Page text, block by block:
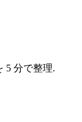
5 分で整理.